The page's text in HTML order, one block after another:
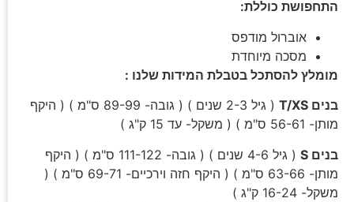
התחפושת כוללת:
אוברול מודפס
מסכה מיוחדת
מומלץ להסתכל בטבלת המידות שלנו :
בנים T/XS
( גיל 2-3 שנים ) ( גובה- 89-99 ס"מ ) ( היקף
מותן- 56-61 ס"מ ) ( משקל- עד 15 ק"ג )
בנים S
( גיל 4-6 שנים ) ( גובה- 111-122 ס"מ ) ( היקף
מותן- 63-66 ס"מ ) ( היקף חזה וירכיים- 69-71 ס"מ ) (
משקל- 16-24 ק"ג )